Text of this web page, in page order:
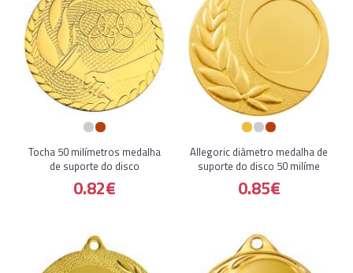
Tocha 50 milímetros medalha
de suporte do disco
0.82€
Allegoric diâmetro medalha de
suporte do disco 50 milíme
0.85€